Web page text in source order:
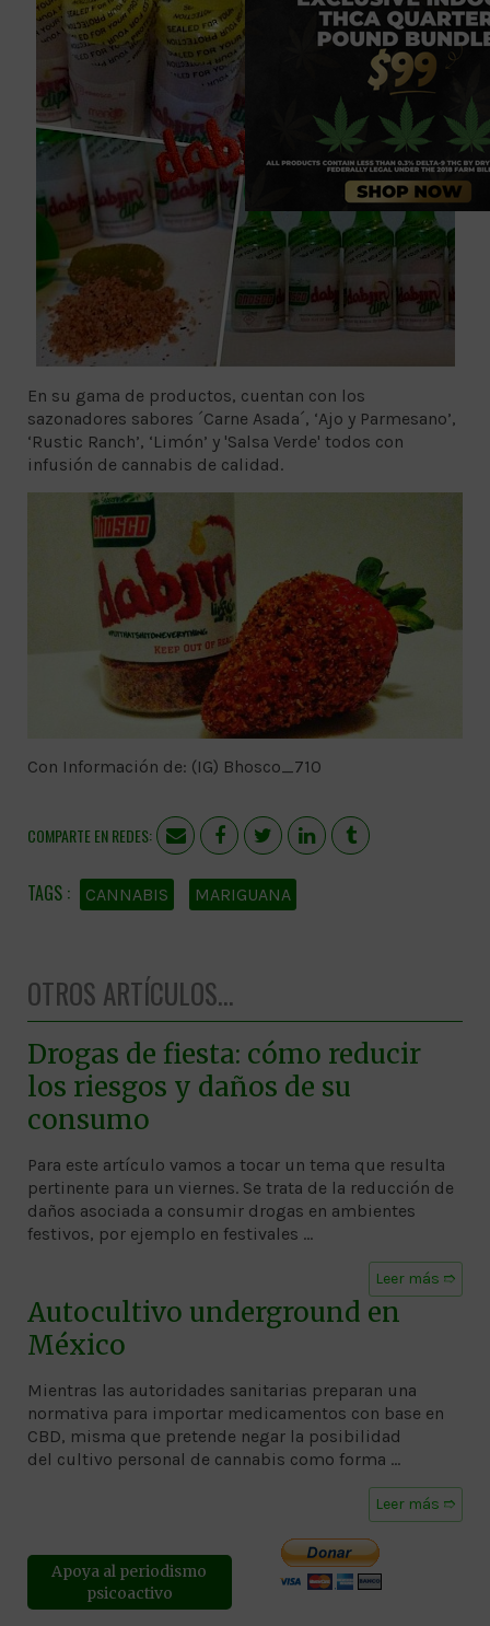
En su gama de productos, cuentan con los
sazonadores sabores ´Carne Asada´, ‘Ajo y Parmesano’,
‘Rustic Ranch’, ‘Limón’ y 'Salsa Verde' todos con
infusión de cannabis de calidad.
Con Información de: (IG) Bhosco_710
COMPARTE EN REDES:
CANNABIS MARIGUANA
OTROS ARTÍCULOS...
Drogas de fiesta: cómo reducir
los riesgos y daños de su
consumo
Para este artículo vamos a tocar un tema que resulta
pertinente para un viernes. Se trata de la reducción de
daños asociada a consumir drogas en ambientes
festivos, por ejemplo en festivales …
Leer más ➱
Autocultivo underground en
México
Mientras las autoridades sanitarias preparan una
normativa para importar medicamentos con base en
CBD, misma que pretende negar la posibilidad
del cultivo personal de cannabis como forma …
Leer más ➱
Apoya al periodismo
psicoactivo